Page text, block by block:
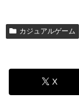
カジュアルゲーム
X